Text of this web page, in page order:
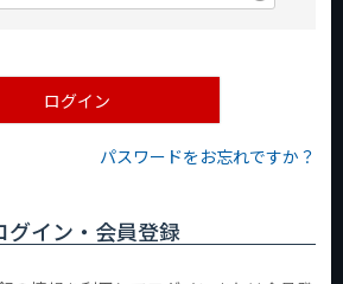
ログイン
パスワードをお忘れですか？
グイン・会員登録